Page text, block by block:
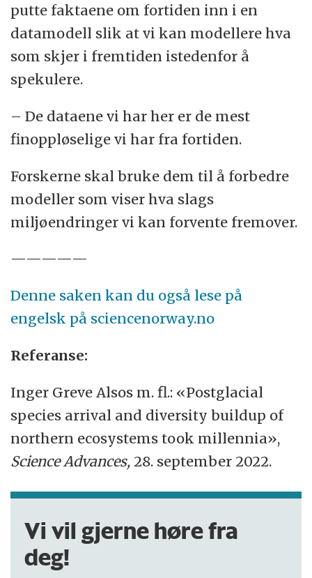
putte faktaene om fortiden inn i en
datamodell slik at vi kan modellere hva
som skjer i fremtiden istedenfor å
spekulere.
– De dataene vi har her er de mest
finoppløselige vi har fra fortiden.
Forskerne skal bruke dem til å forbedre
modeller som viser hva slags
miljøendringer vi kan forvente fremover.
—————
Denne saken kan du også lese på
engelsk på sciencenorway.no
Referanse:
Inger Greve Alsos m. fl.: «Postglacial
species arrival and diversity buildup of
northern ecosystems took millennia»,
Science Advances, 28. september 2022.
Vi vil gjerne høre fra
deg!